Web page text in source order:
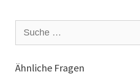
nach:
Ähnliche Fragen